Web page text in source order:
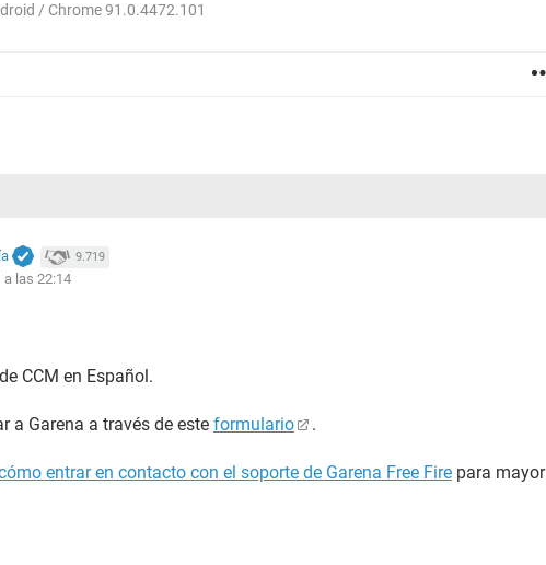
/ Chrome 91.0.4472.101
9.719
a las 22:14
CCM en Español.
a Garena a través de este formulario .
entrar en contacto con el soporte de Garena Free Fire para mayor